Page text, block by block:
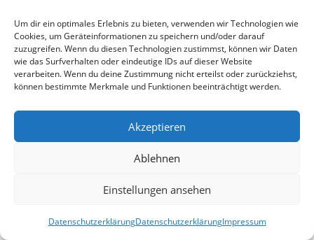
Um dir ein optimales Erlebnis zu bieten, verwenden wir Technologien wie
Cookies, um Geräteinformationen zu speichern und/oder darauf
zuzugreifen. Wenn du diesen Technologien zustimmst, können wir Daten
wie das Surfverhalten oder eindeutige IDs auf dieser Website
verarbeiten. Wenn du deine Zustimmung nicht erteilst oder zurückziehst,
können bestimmte Merkmale und Funktionen beeinträchtigt werden.
Akzeptieren
Ablehnen
Einstellungen ansehen
DatenschutzerklärungDatenschutzerklärungImpressum
bruchbetreiber Asamer, nach dem ebenfalls
steinbruchfreundlichen Umweltbericht
zur strategischen Umweltprüfung, nach der Ignorierung
Änderung der Verordnung über die Natura 2000-
Beibehaltung der für den Steinbruch
vorgesehenen Paudorfer Blase) durch die NÖ